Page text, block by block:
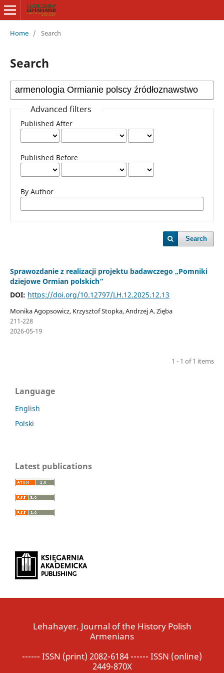
Home / Search
Search
Advanced filters
Published After
Published Before
By Author
Search
Sprawozdanie z realizacji projektu badawczego „Pomniki
dziejowe Ormian polskich”
DOI: https://doi.org/10.12797/LH.12.2025.12.13
Monika Agopsowicz, Krzysztof Stopka, Andrzej A. Zięba
211-228
2026-05-19
1 - 1 of 1 items
Language
English
Polski
Latest publications
Lehahayer. Journal of the History Polish
Armenians
------ ISSN (print) 2082-6184 ------ ISSN (online)
2449-870X